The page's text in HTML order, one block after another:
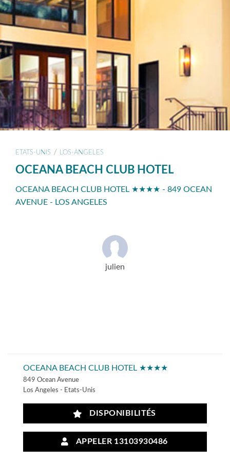
ETATS-UNIS / LOS-ANGELES
OCEANA BEACH CLUB HOTEL
OCEANA BEACH CLUB HOTEL ★★★★ - 849 OCEAN
AVENUE - LOS ANGELES
julien
OCEANA BEACH CLUB HOTEL ★★★★
849 Ocean Avenue
Los Angeles - Etats-Unis
DISPONIBILITÉS
APPELER 13103930486